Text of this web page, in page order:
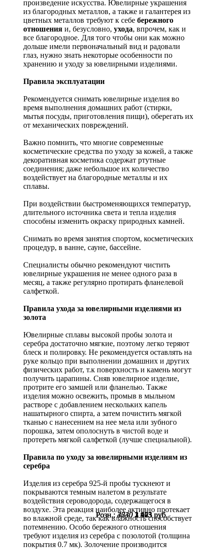
Розн.:4540 3 405руб.
Розн.:2630 1 973руб.
Розн.:3230 2 423руб.
Розн.:3230 2 423руб.
произведение искусства. Ювелирные украшения
из благородных металлов, а также и галантерея из
цветных металлов требуют к себе бережного
отношения и, безусловно, ухода, впрочем, как и
все благородное. Для того чтобы они как можно
дольше имели первоначальный вид и радовали
глаз, нужно знать некоторые особенности по
хранению и уходу за ювелирными изделиями.
Правила эксплуатации
Рекомендуется снимать ювелирные изделия во
время выполнения домашних работ (стирки,
мытья посуды, приготовления пищи), оберегать их
от механических повреждений.
Важно помнить, что многие современные
косметические средства по уходу за кожей, а также
декоративная косметика содержат ртутные
соединения; даже небольшое их количество
воздействует на благородные металлы и их
сплавы.
При воздействии быстроменяющихся температур,
длительного источника света и тепла изделия
способны изменить окраску природных камней.
Снимать во время занятия спортом, косметических
процедур, в ванне, сауне, бассейне.
Специалисты обычно рекомендуют чистить
ювелирные украшения не менее одного раза в
месяц, а также регулярно протирать фланелевой
салфеткой.
Правила ухода за ювелирными изделиями из
золота
Ювелирные сплавы высокой пробы золота и
серебра достаточно мягкие, поэтому легко теряют
блеск и полировку. Не рекомендуется оставлять на
руке кольцо при выполнении домашних и других
физических работ, т.к поверхность и камень могут
получить царапины. Сняв ювелирное изделие,
протрите его замшей или фланелью. Также
изделия можно освежить, промыв в мыльном
растворе с добавлением нескольких капель
нашатырного спирта, а затем почистить мягкой
тканью с нанесением на нее мела или зубного
порошка, затем ополоснуть в чистой воде и
протереть мягкой салфеткой (лучше специальной).
Правила по уходу за ювелирными изделиям из
серебра
Изделия из серебра 925-й пробы тускнеют и
покрываются темным налетом в результате
воздействия сероводорода, содержащегося в
воздухе. Эта реакция наиболее активно протекает
во влажной среде, так как влажность способствует
потемнению. Особо бережного отношения
требуют изделия из серебра с позолотой (толщина
покрытия 0.7 мк). Золочение производится